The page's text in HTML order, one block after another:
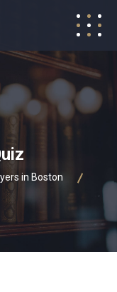
in Boston